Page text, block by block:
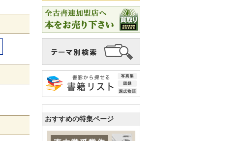
おすすめの特集ページ